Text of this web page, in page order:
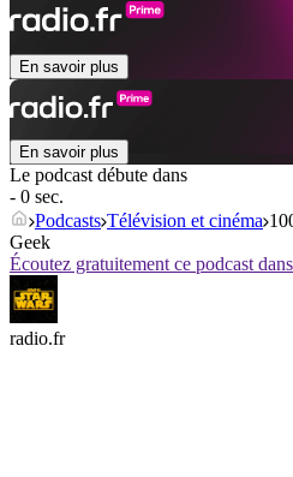
En savoir plus
En savoir plus
Le podcast débute dans
- 0 sec.
Podcasts Télévision et cinéma
Geek
Écoutez gratuitement ce podcast
radio.fr